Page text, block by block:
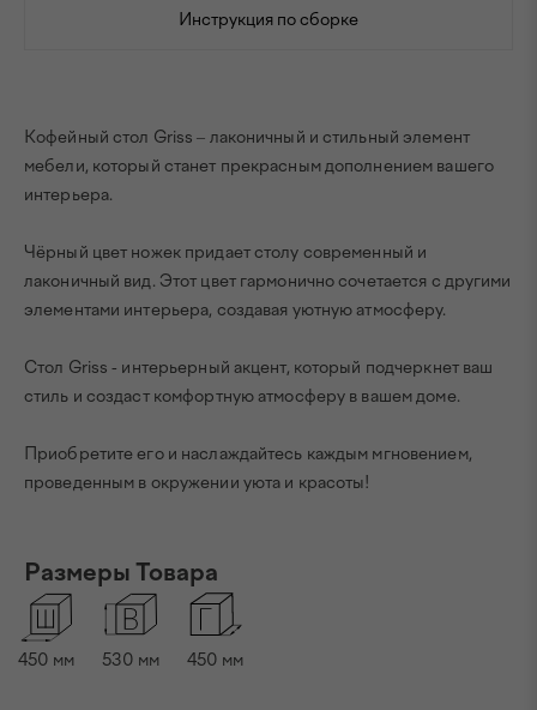
Инструкция по сборке
Кофейный стол Griss – лаконичный и стильный элемент
мебели, который станет прекрасным дополнением вашего
интерьера.
Чёрный цвет ножек придает столу современный и
лаконичный вид. Этот цвет гармонично сочетается с другими
элементами интерьера, создавая уютную атмосферу.
Стол Griss - интерьерный акцент, который подчеркнет ваш
стиль и создаст комфортную атмосферу в вашем доме.
Приобретите его и наслаждайтесь каждым мгновением,
проведенным в окружении уюта и красоты!
Размеры Товара
450 мм 530 мм 450 мм